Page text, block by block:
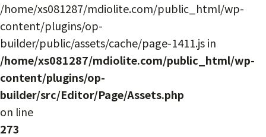
/home/xs081287/mdiolite.com/public_html/wp-
content/plugins/op-
builder/public/assets/cache/page-1411.js in
/home/xs081287/mdiolite.com/public_html/wp-
content/plugins/op-
builder/src/Editor/Page/Assets.php
on line
273